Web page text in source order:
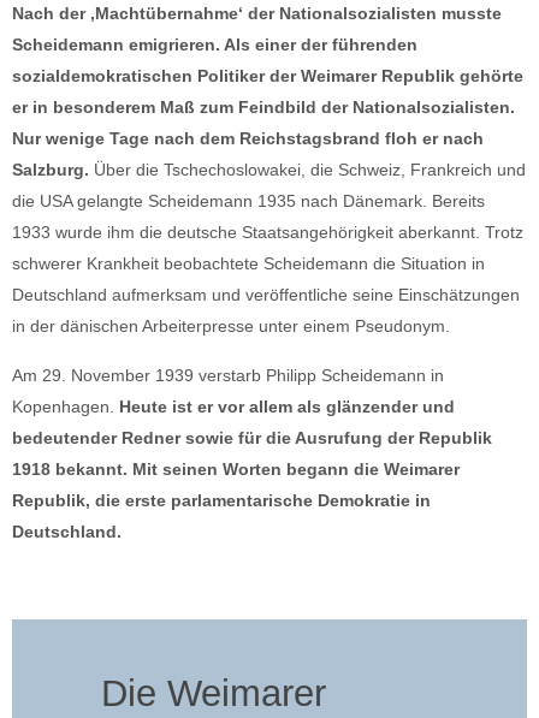
Nach der ‚Machtübernahme‘ der Nationalsozialisten musste
Scheidemann emigrieren. Als einer der führenden
sozialdemokratischen Politiker der Weimarer Republik gehörte
er in besonderem Maß zum Feindbild der Nationalsozialisten.
Nur wenige Tage nach dem Reichstagsbrand floh er nach
Salzburg. Über die Tschechoslowakei, die Schweiz, Frankreich und
die USA gelangte Scheidemann 1935 nach Dänemark. Bereits
1933 wurde ihm die deutsche Staatsangehörigkeit aberkannt. Trotz
schwerer Krankheit beobachtete Scheidemann die Situation in
Deutschland aufmerksam und veröffentliche seine Einschätzungen
in der dänischen Arbeiterpresse unter einem Pseudonym.
Am 29. November 1939 verstarb Philipp Scheidemann in
Kopenhagen. Heute ist er vor allem als glänzender und
bedeutender Redner sowie für die Ausrufung der Republik
1918 bekannt. Mit seinen Worten begann die Weimarer
Republik, die erste parlamentarische Demokratie in
Deutschland.
Die Weimarer